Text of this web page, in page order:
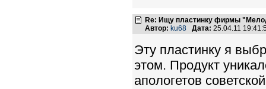
Re: Ищу пластинку фирмы
Автор: ku68 Дата: 25.04.11
Эту пластинку я
этом. Продукт
апологетов